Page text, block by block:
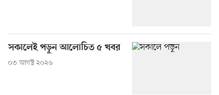
সকালেই পড়ুন আলোচিত ৫ খবর
০৩ আগস্ট ২০২৬